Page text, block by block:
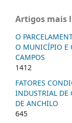
Artigos mais
O
O MUNICÍPIO E
CAMPOS
1412
FATORES
INDUSTRIAL DE
DE ANCHILO
645